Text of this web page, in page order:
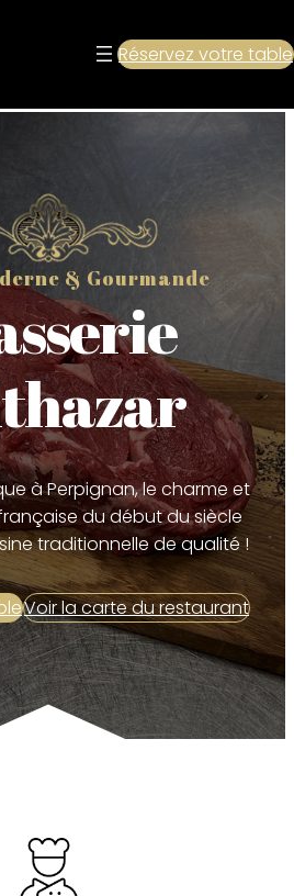
Réservez votre table
& Gourmande
à Perpignan, le charme et
du début du siècle
traditionnelle de qualité !
Voir la carte du restaurant